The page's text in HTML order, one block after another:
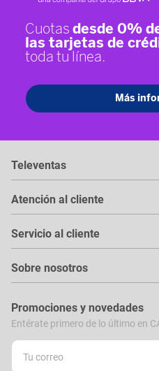
Televentas
Atención al cliente
Servicio al cliente
Sobre nosotros
Promociones y novedades
Entérate primero de lo último en